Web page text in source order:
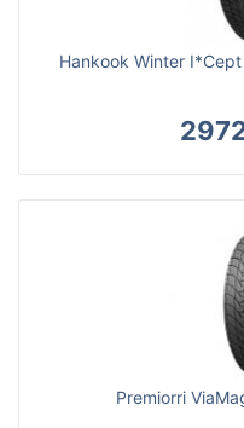
Hankook Winter
Premiorri